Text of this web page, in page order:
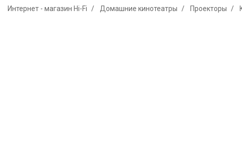
Интернет - магазин Hi-Fi Домашние кинотеатры Проекторы